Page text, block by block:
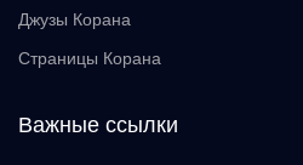
Джузы Корана
Страницы Корана
Важные ссылки